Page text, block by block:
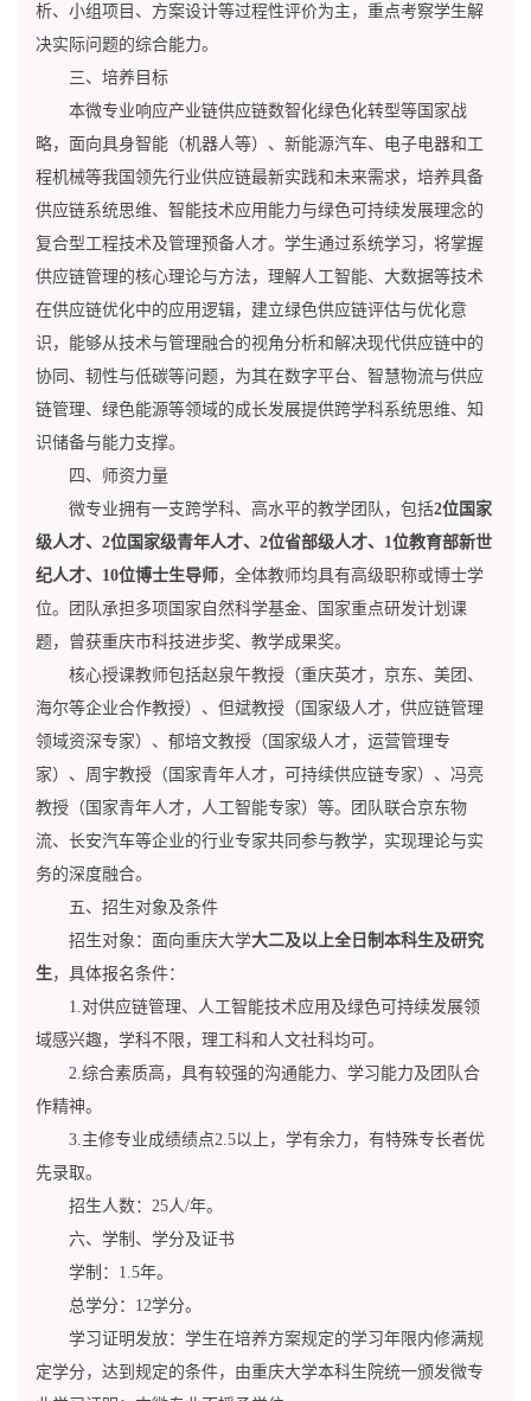
析、小组项目、方案设计等过程性评价为主，重点考察学生解
决实际问题的综合能力。
三、培养目标
本微专业响应产业链供应链数智化绿色化转型等国家战
略，面向具身智能（机器人等）、新能源汽车、电子电器和工
程机械等我国领先行业供应链最新实践和未来需求，培养具备
供应链系统思维、智能技术应用能力与绿色可持续发展理念的
复合型工程技术及管理预备人才。学生通过系统学习，将掌握
供应链管理的核心理论与方法，理解人工智能、大数据等技术
在供应链优化中的应用逻辑，建立绿色供应链评估与优化意
识，能够从技术与管理融合的视角分析和解决现代供应链中的
协同、韧性与低碳等问题，为其在数字平台、智慧物流与供应
链管理、绿色能源等领域的成长发展提供跨学科系统思维、知
识储备与能力支撑。
四、师资力量
微专业拥有一支跨学科、高水平的教学团队，包括2位国家
级人才、2位国家级青年人才、2位省部级人才、1位教育部新世
纪人才、10位博士生导师，全体教师均具有高级职称或博士学
位。团队承担多项国家自然科学基金、国家重点研发计划课
题，曾获重庆市科技进步奖、教学成果奖。
核心授课教师包括赵泉午教授（重庆英才，京东、美团、
海尔等企业合作教授）、但斌教授（国家级人才，供应链管理
领域资深专家）、郁培文教授（国家级人才，运营管理专
家）、周宇教授（国家青年人才，可持续供应链专家）、冯亮
教授（国家青年人才，人工智能专家）等。团队联合京东物
流、长安汽车等企业的行业专家共同参与教学，实现理论与实
务的深度融合。
五、招生对象及条件
招生对象：面向重庆大学大二及以上全日制本科生及研究
生，具体报名条件：
1.对供应链管理、人工智能技术应用及绿色可持续发展领
域感兴趣，学科不限，理工科和人文社科均可。
2.综合素质高，具有较强的沟通能力、学习能力及团队合
作精神。
3.主修专业成绩绩点2.5以上，学有余力，有特殊专长者优
先录取。
招生人数：25人/年。
六、学制、学分及证书
学制：1.5年。
总学分：12学分。
学习证明发放：学生在培养方案规定的学习年限内修满规
定学分，达到规定的条件，由重庆大学本科生院统一颁发微专